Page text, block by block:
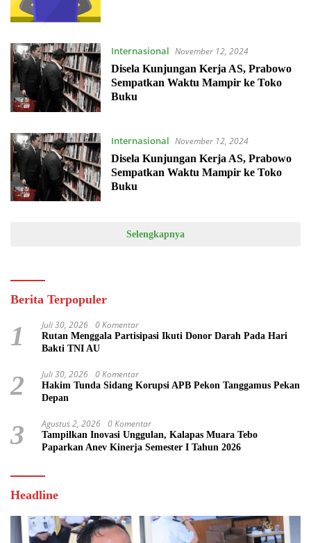
Internasional November 12, 2024
Disela Kunjungan Kerja AS, Prabowo
Sempatkan Waktu Mampir ke Toko
Buku
Internasional November 12, 2024
Disela Kunjungan Kerja AS, Prabowo
Sempatkan Waktu Mampir ke Toko
Buku
Selengkapnya
Berita Terpopuler
1 Juli 30, 2026 0 Komentar
Rutan Menggala Partisipasi Ikuti Donor Darah Pada Hari
Bakti TNI AU
2 Juli 30, 2026 0 Komentar
Hakim Tunda Sidang Korupsi APB Pekon Tanggamus Pekan
Depan
3 Agustus 2, 2026 0 Komentar
Tampilkan Inovasi Unggulan, Kalapas Muara Tebo
Paparkan Anev Kinerja Semester I Tahun 2026
Headline